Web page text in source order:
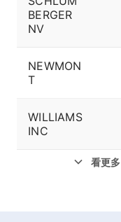
BERGER
NV
NEWMON
T
WILLIAMS
INC
看更多